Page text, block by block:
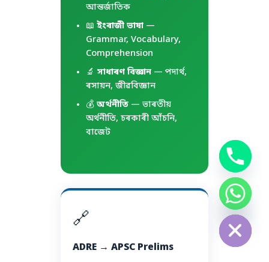
আন্তৰ্জাতিক
📖ইংৰাজী ভাষা—
Grammar, Vocabulary,
Comprehension
🔬 সাধাৰণ বিজ্ঞান— পদাৰ্থ,
ৰসায়ন, জীৱবিজ্ঞান
💰 অৰ্থনীতি— ভাৰতীয়
অৰ্থনীতি, চৰকাৰী আঁচনি,
বাজেট
🔗
ADRE → APSC Prelims
Hide
chaty